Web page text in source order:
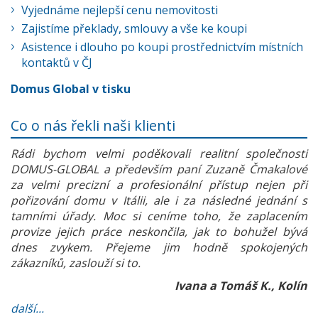
Vyjednáme nejlepší cenu nemovitosti
Zajistíme překlady, smlouvy a vše ke koupi
Asistence i dlouho po koupi prostřednictvím místních
kontaktů v ČJ
Domus Global v tisku
Co o nás řekli naši klienti
Rádi bychom velmi poděkovali realitní společnosti
DOMUS-GLOBAL a především paní Zuzaně Čmakalové
za velmi precizní a profesionální přístup nejen při
pořizování domu v Itálii, ale i za následné jednání s
tamními úřady. Moc si ceníme toho, že zaplacením
provize jejich práce neskončila, jak to bohužel bývá
dnes zvykem. Přejeme jim hodně spokojených
zákazníků, zaslouží si to.
Ivana a Tomáš K., Kolín
další...